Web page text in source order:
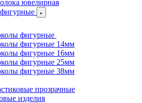
ювелирная
фигурные
фигурные 14мм
фигурные 16мм
фигурные 25мм
фигурные 38мм
прозрачные
изделия